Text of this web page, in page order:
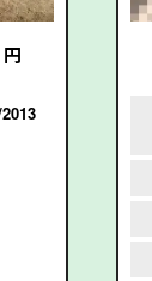
円